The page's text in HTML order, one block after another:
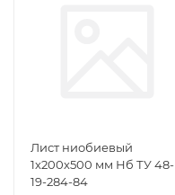
Лист ниобиевый
1х200х500 мм Нб ТУ 48-
19-284-84